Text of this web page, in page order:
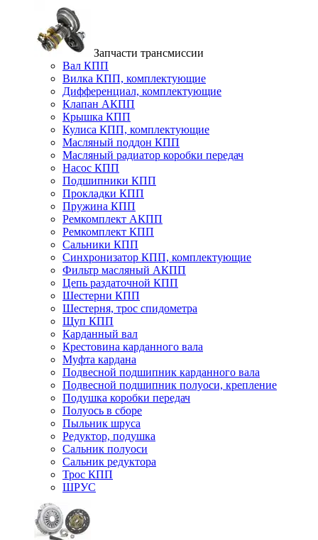
Запчасти трансмиссии
Вал КПП
Вилка КПП, комплектующие
Дифференциал, комплектующие
Клапан АКПП
Крышка КПП
Кулиса КПП, комплектующие
Масляный поддон КПП
Масляный радиатор коробки передач
Насос КПП
Подшипники КПП
Прокладки КПП
Пружина КПП
Ремкомплект АКПП
Ремкомплект КПП
Сальники КПП
Синхронизатор КПП, комплектующие
Фильтр масляный АКПП
Цепь раздаточной КПП
Шестерни КПП
Шестерня, трос спидометра
Щуп КПП
Карданный вал
Крестовина карданного вала
Муфта кардана
Подвесной подшипник карданного вала
Подвесной подшипник полуоси, крепление
Подушка коробки передач
Полуось в сборе
Пыльник шруса
Редуктор, подушка
Сальник полуоси
Сальник редуктора
Трос КПП
ШРУС